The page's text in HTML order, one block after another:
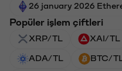
26 january 2026
Popüler işlem çiftleri
XRP/TL XAI/TL
ADA/TL BTC/TL